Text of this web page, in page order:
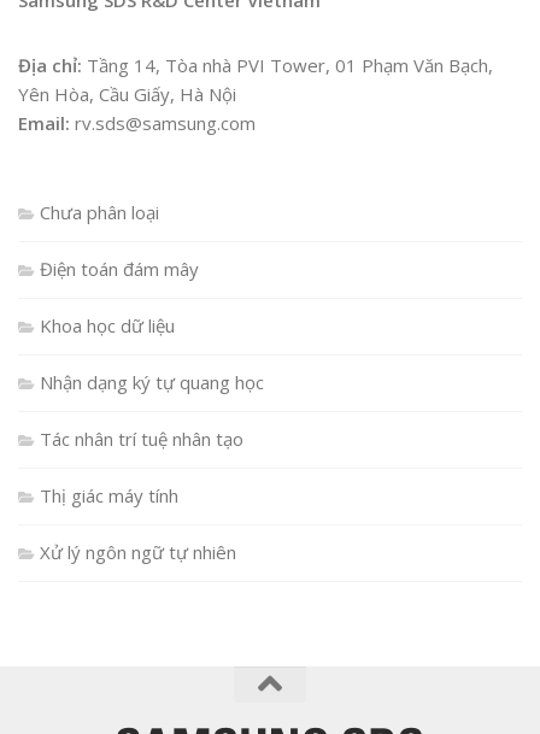
Địa chỉ: Tầng 14, Tòa nhà PVI Tower, 01 Phạm Văn Bạch,
Yên Hòa, Cầu Giấy, Hà Nội
Email: rv.sds@samsung.com
Chưa phân loại
Điện toán đám mây
Khoa học dữ liệu
Nhận dạng ký tự quang học
Tác nhân trí tuệ nhân tạo
Thị giác máy tính
Xử lý ngôn ngữ tự nhiên